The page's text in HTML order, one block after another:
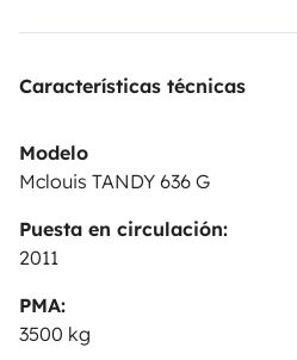
Características técnicas
Modelo
Mclouis TANDY 636 G
Puesta en circulación:
2011
PMA:
3500 kg